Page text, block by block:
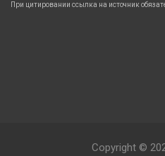
При цитировании ссылка на источник
Copyright ©